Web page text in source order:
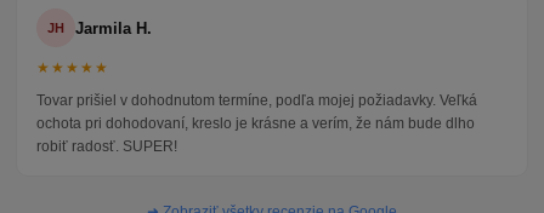
JH Jarmila H.
★★★★★
Tovar prišiel v dohodnutom termíne, podľa mojej požiadavky. Veľká
ochota pri dohodovaní, kreslo je krásne a verím, že nám bude dlho
robiť radosť. SUPER!